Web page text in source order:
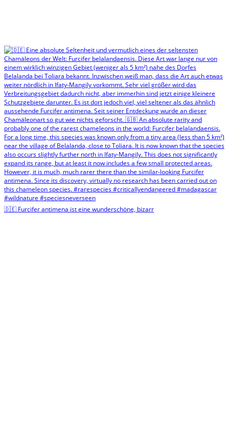
🇩🇪 Furcifer antimena ist eine wunderschöne, bizarr